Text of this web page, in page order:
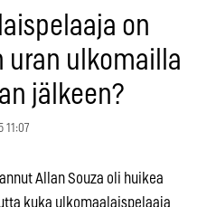
on
uran ulkomailla
jälkeen?
11:07
Allan Souza oli huikea
kuka ulkomaalaispelaaja